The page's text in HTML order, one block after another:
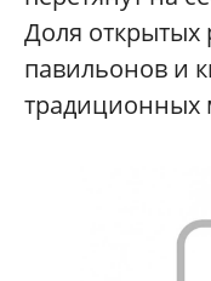
Доля открытых
павильонов и
традиционных